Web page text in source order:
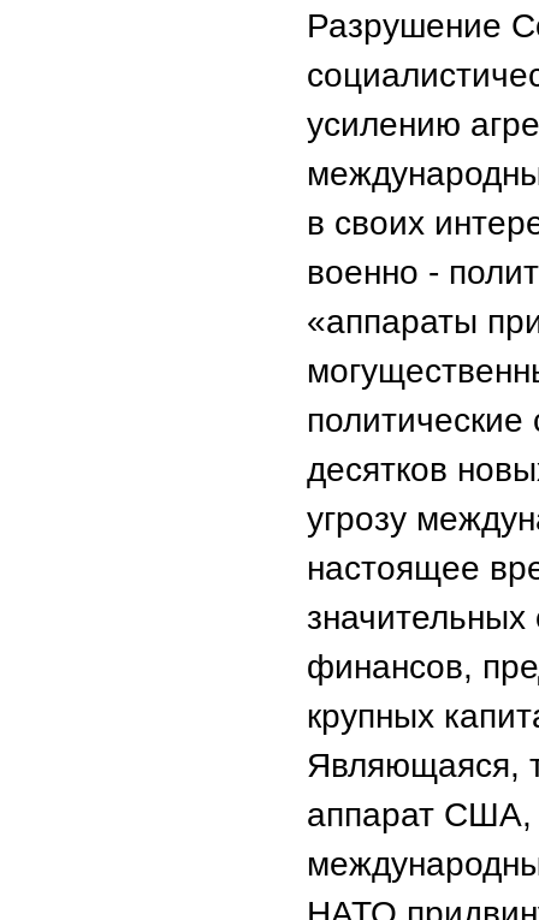
Разрушение
усилению
в своих
военно -
«аппараты
десятков
угрозу
настоящее
значительных
финансов,
крупных
Являющаяся,
аппарат США,